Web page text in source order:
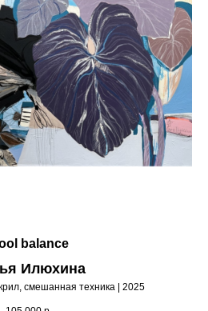
balance
Илюхина
смешанная техника | 2025